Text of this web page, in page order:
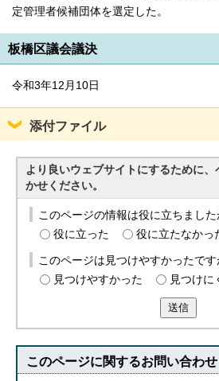
定管理者候補団体を選定した。
板橋区議会議決
令和3年12月10日
添付ファイル
より良いウェブサイトにするために
かせください。
このページの情報は役に立ちました
役に立った
役に立たなかっ
このページは見つけやすかったです
見つけやすかった
見つけに
送信
このページに関するお問い合わせ